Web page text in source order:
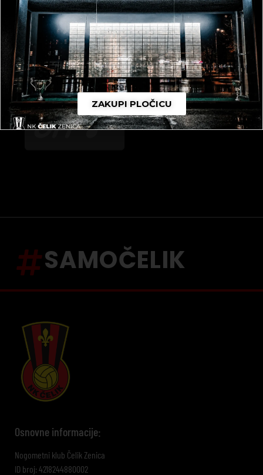
SAMOČELIK
Osnovne informacije:
Nogometni klub Čelik Zenica
ID broj: 4218244880002
ZAKUPI PLOČICU